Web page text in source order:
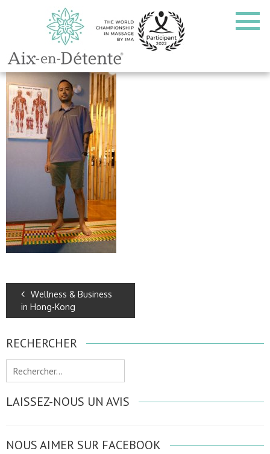
Wellness & Business
in Hong-Kong
RECHERCHER
Rechercher :
LAISSEZ-NOUS UN AVIS
NOUS AIMER SUR FACEBOOK